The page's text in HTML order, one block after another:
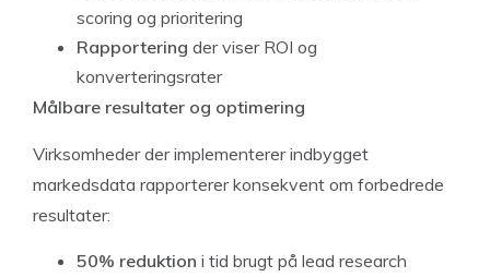
scoring og prioritering
Rapportering der viser ROI og
konverteringsrater
Målbare resultater og optimering
Virksomheder der implementerer indbygget
markedsdata rapporterer konsekvent om forbedrede
resultater:
50% reduktion i tid brugt på lead research